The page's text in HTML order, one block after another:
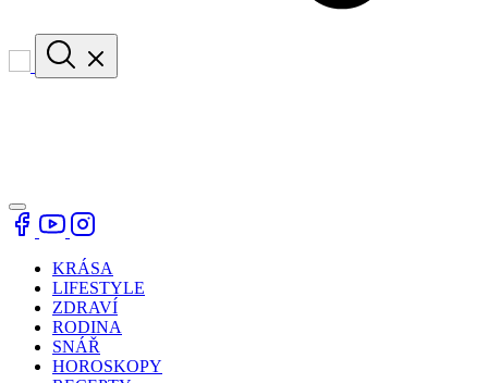
KRÁSA
LIFESTYLE
ZDRAVÍ
RODINA
SNÁŘ
HOROSKOPY